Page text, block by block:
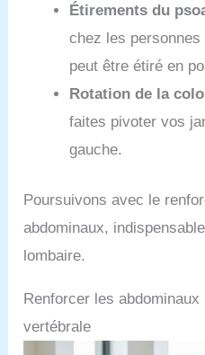
Étirements du
chez les
peut être étiré en
Rotation de la
faites pivoter vos
gauche.
Poursuivons avec le
abdominaux,
lombaire.
Renforcer les
vertébrale